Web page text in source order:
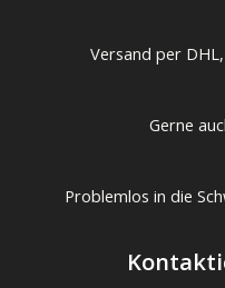
Versand per
Gerne
Problemlos in die